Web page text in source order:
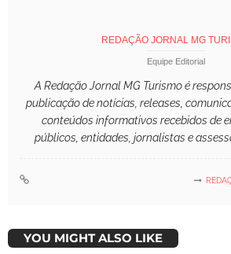
REDAÇÃO JORNAL MG
Equipe Editorial
A Redação Jornal MG Turismo é
publicação de notícias, releases,
conteúdos informativos recebidos de
públicos, entidades, jornalistas e
YOU MIGHT ALSO LIKE